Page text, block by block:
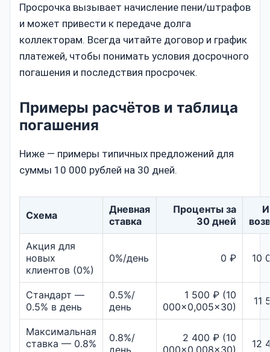
Просрочка вызывает начисление пени/штрафов
и может привести к передаче долга
коллекторам. Всегда читайте договор и график
платежей, чтобы понимать условия досрочного
погашения и последствия просрочек.
Примеры расчётов и таблица
погашения
Ниже — примеры типичных предложений для
суммы 10 000 рублей на 30 дней.
Схема
Дневная
ставка
Проценты за
30 дней
Акция для
новых
клиентов (0%)
0%/день 0 ₽ 10
Стандарт —
0.5% в день
0.5%/
день
1 500 ₽ (10
000×0,005×30)
11
Максимальная
ставка — 0.8%
0.8%/
день
2 400 ₽ (10
000×0,008×30)
12